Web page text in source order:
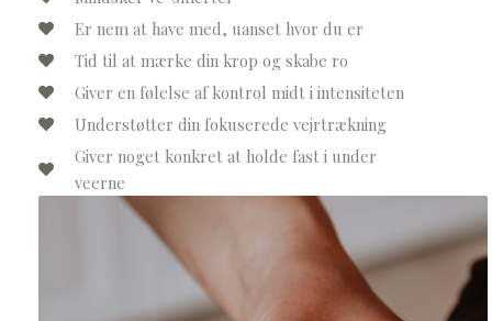
Er nem at have med, uanset hvor du er
Tid til at mærke din krop og skabe ro
Giver en følelse af kontrol midt i intensiteten
Understøtter din fokuserede vejrtrækning
Giver noget konkret at holde fast i under
veerne